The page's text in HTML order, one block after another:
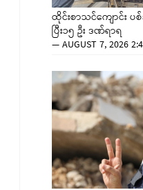
ထိုင်းစာသင်ကျောင်း
ပြီး၁၅ ဦး ဒဏ်ရာရ
—AUGUST 7, 2026